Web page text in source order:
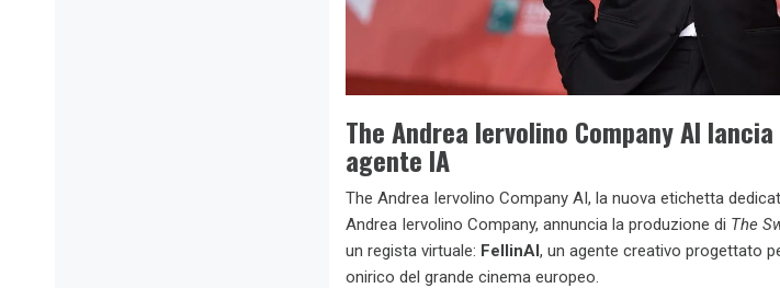
The Andrea Iervolino Company AI
agente IA
The Andrea Iervolino Company AI, la nuova etichetta
Andrea Iervolino Company, annuncia la produzione di The
un regista virtuale: FellinAI, un agente creativo progettato
onirico del grande cinema europeo.